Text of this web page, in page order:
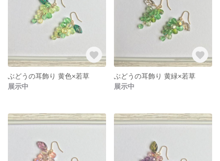
ぶどうの耳飾り 黄色×若草
展示中
ぶどうの耳飾り 黄緑×若草
展示中